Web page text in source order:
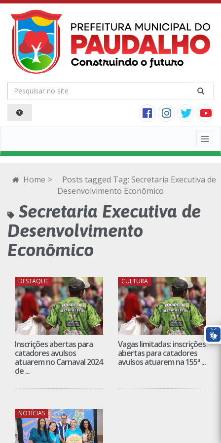
Home > Posts tagged Tag: Secretaria Executiva de
Desenvolvimento Econômico
Secretaria Executiva de
Desenvolvimento
Econômico
DESTAQUE
Inscrições abertas para
catadores avulsos
atuarem no Carnaval 2024
de ...
CULTURA
Vagas limitadas: inscrições
abertas para catadores
avulsos atuarem na 155ª ...
NOTÍCIAS